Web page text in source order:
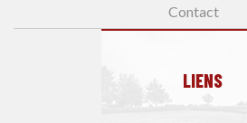
Contact
LIENS